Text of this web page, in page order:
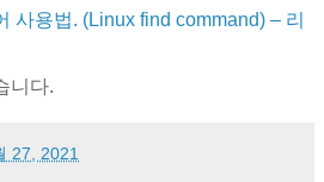
사용법. (Linux find command) – 리
니다.
27, 2021